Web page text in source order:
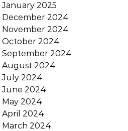
January 2025
December 2024
November 2024
October 2024
September 2024
August 2024
July 2024
June 2024
May 2024
April 2024
March 2024